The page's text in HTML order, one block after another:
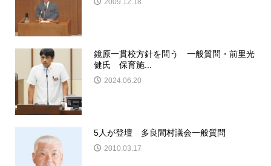
2009.12.18
鏡原一貫校方針を問う 一般質問・前里光
健氏 保育施...
2024.06.20
5人が登壇 多良間村議会一般質問
2010.03.17